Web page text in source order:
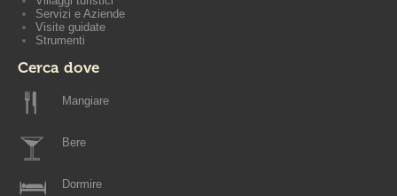
Servizi e Aziende
Visite guidate
Strumenti
Cerca dove
Mangiare
Bere
Dormire